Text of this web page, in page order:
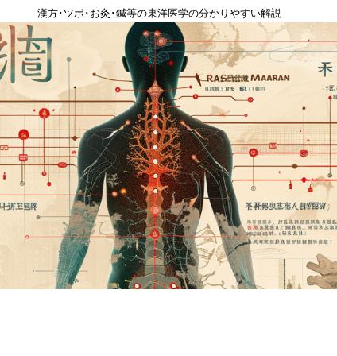
漢方･ツボ･お灸･鍼等の東洋医学の分かりやすい解説